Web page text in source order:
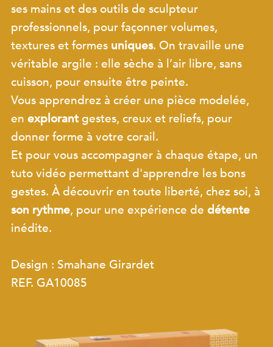
ses mains et des outils de sculpteur
professionnels, pour façonner volumes,
textures et formes uniques. On travaille une
véritable argile : elle sèche à l’air libre, sans
cuisson, pour ensuite être peinte.
Vous apprendrez à créer une pièce modelée,
en explorantgestes, creux et reliefs, pour
donner forme à votre corail.
Et pour vous accompagner à chaque étape, un
tuto vidéo permettant d'apprendre les bons
gestes. À découvrir en toute liberté, chez soi, à
son rythme, pour une expérience de détente
inédite.
Design : Smahane Girardet
REF. GA10085